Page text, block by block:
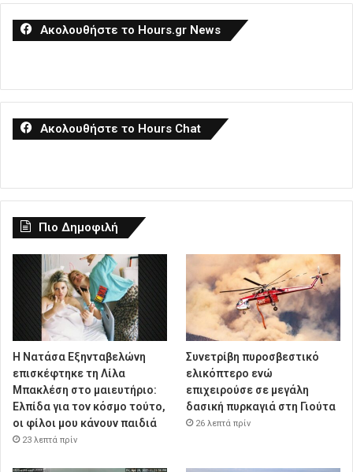
Ακολουθήστε το Hours.gr News
Ακολουθήστε το Hours Chat
Πιο Δημοφιλή
Η Νατάσα Εξηνταβελώνη
επισκέφτηκε τη Λίλα
Μπακλέση στο μαιευτήριο:
Ελπίδα για τον κόσμο τούτο,
οι φίλοι μου κάνουν παιδιά
23 λεπτά πρίν
Συνετρίβη πυροσβεστικό
ελικόπτερο ενώ
επιχειρούσε σε μεγάλη
δασική πυρκαγιά στη Γιούτα
26 λεπτά πρίν